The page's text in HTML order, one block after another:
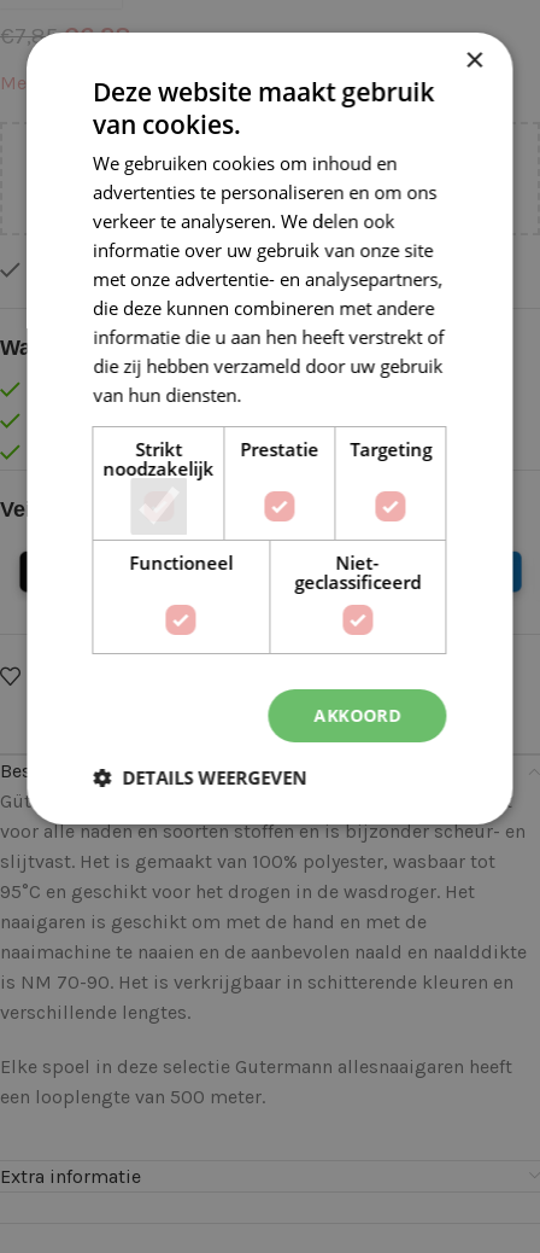
€7,85 €6,28
Meer informatie →
Voeg nog€ 55,00toe voorgratis verzending binnen
Slechts 1 resterend op voorraad
Waarom kopen bij de Wolkast?
Lage verzendkosten vanaf € 4,99 binnen NL
Gratis verzonden vanaf €55,-
Vóór 16:30 besteld = Zelfde (werk)dag verzonden
Veilig online betalen
Beschrijving
Gütermann allesnaaigaren kan universeel worden gebruikt
voor alle naden en soorten stoffen en is bijzonder scheur- en
slijtvast. Het is gemaakt van 100% polyester, wasbaar tot
95°C en geschikt voor het drogen in de wasdroger. Het
naaigaren is geschikt om met de hand en met de
naaimachine te naaien en de aanbevolen naald en naalddikte
is NM 70-90. Het is verkrijgbaar in schitterende kleuren en
verschillende lengtes.
Elke spoel in deze selectie Gutermann allesnaaigaren heeft
een looplengte van 500 meter.
Extra informatie
×
Deze website maakt gebruik
van cookies.
We gebruiken cookies om inhoud en
advertenties te personaliseren en om ons
verkeer te analyseren. We delen ook
informatie over uw gebruik van onze site
met onze advertentie- en analysepartners,
die deze kunnen combineren met andere
informatie die u aan hen heeft verstrekt of
die zij hebben verzameld door uw gebruik
van hun diensten.
Strikt
noodzakelijk
Prestatie Targeting
Functioneel
Niet-
geclassificeerd
AKKOORD
DETAILS WEERGEVEN